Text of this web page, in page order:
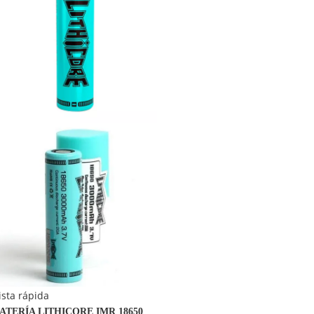
rápida
LITHICORE IMR 18650